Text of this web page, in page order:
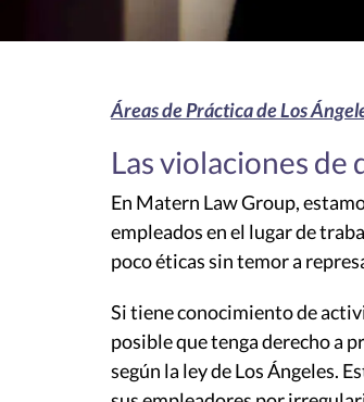
Áreas de Práctica de Los
Las violaciones de
En Matern Law Group,
empleados en el lugar de
poco éticas sin temor a
Si tiene conocimiento de
posible que tenga derecho a
según la ley de Los Ángeles.